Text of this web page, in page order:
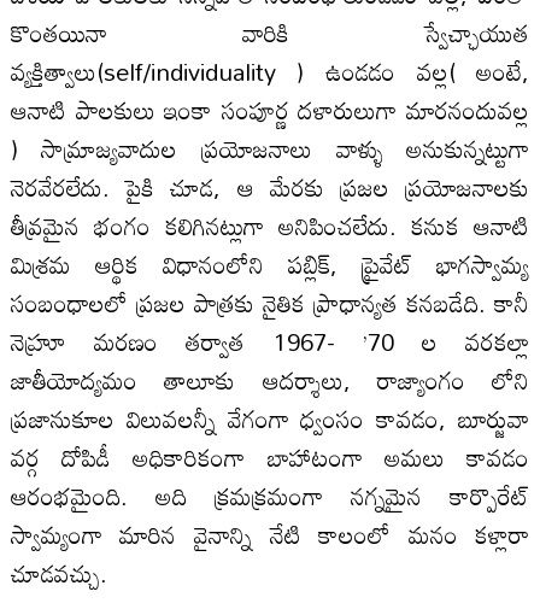
కొంతయినా వారికి స్వేచ్ఛాయుత
వ్యక్తిత్వాలు(self/individuality ) ఉండడం వల్ల( అంటే,
ఆనాటి పాలకులు ఇంకా సంపూర్ణ దళారులుగా మారనందువల్ల
) సామ్రాజ్యవాదుల ప్రయోజనాలు వాళ్ళు అనుకున్నట్టుగా
నెరవేరలేదు. పైకి చూడ, ఆ మేరకు ప్రజల ప్రయోజనాలకు
తీవ్రమైన భంగం కలిగినట్లుగా అనిపించలేదు. కనుక ఆనాటి
మిశ్రమ ఆర్థిక విధానంలోని పబ్లిక్, ప్రైవేట్ భాగస్వామ్య
సంబంధాలలో ప్రజల పాత్రకు నైతిక ప్రాధాన్యత కనబడేది. కానీ
నెహ్రూ మరణం తర్వాత 1967- ’70 ల వరకల్లా
జాతీయోద్యమం తాలూకు ఆదర్శాలు, రాజ్యాంగం లోని
ప్రజానుకూల విలువలన్నీ వేగంగా ధ్వంసం కావడం, బూర్జువా
వర్గ దోపిడీ అధికారికంగా బాహాటంగా అమలు కావడం
ఆరంభమైంది. అది క్రమక్రమంగా నగ్నమైన కార్పొరేట్
స్వామ్యంగా మారిన వైనాన్ని నేటి కాలంలో మనం కళ్లారా
చూడవచ్చు.